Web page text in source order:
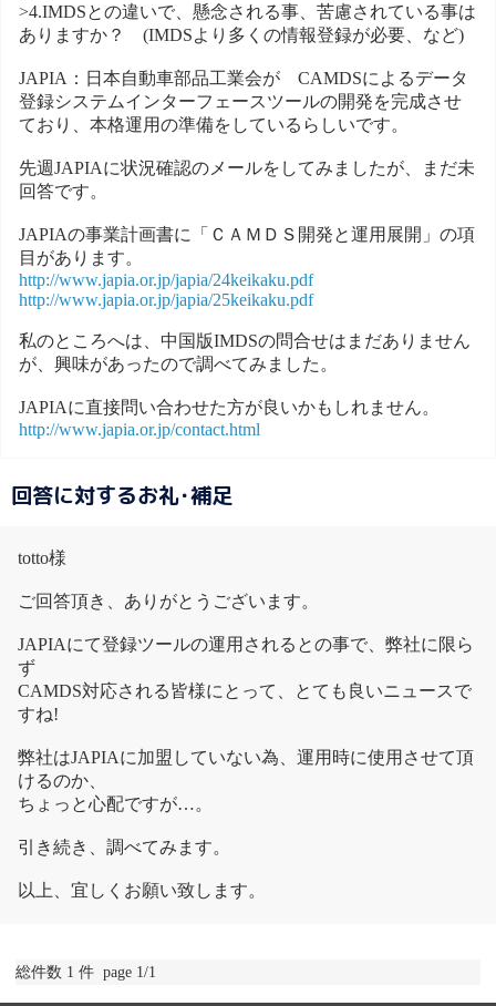
>4.IMDSとの違いで、懸念される事、苦慮されている事は
ありますか？ (IMDSより多くの情報登録が必要、など)
JAPIA：日本自動車部品工業会が CAMDSによるデータ
登録システムインターフェースツールの開発を完成させ
ており、本格運用の準備をしているらしいです。
先週JAPIAに状況確認のメールをしてみましたが、まだ未
回答です。
JAPIAの事業計画書に「ＣＡＭＤＳ開発と運用展開」の項
目があります。
http://www.japia.or.jp/japia/24keikaku.pdf
http://www.japia.or.jp/japia/25keikaku.pdf
私のところへは、中国版IMDSの問合せはまだありません
が、興味があったので調べてみました。
JAPIAに直接問い合わせた方が良いかもしれません。
http://www.japia.or.jp/contact.html
回答に対するお礼･補足
totto様
ご回答頂き、ありがとうございます。
JAPIAにて登録ツールの運用されるとの事で、弊社に限ら
ず
CAMDS対応される皆様にとって、とても良いニュースで
すね!
弊社はJAPIAに加盟していない為、運用時に使用させて頂
けるのか、
ちょっと心配ですが…。
引き続き、調べてみます。
以上、宜しくお願い致します。
総件数 1 件 page 1/1